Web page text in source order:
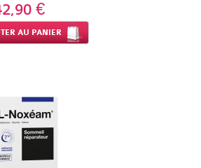
€
liste d’envie
AU PANIER